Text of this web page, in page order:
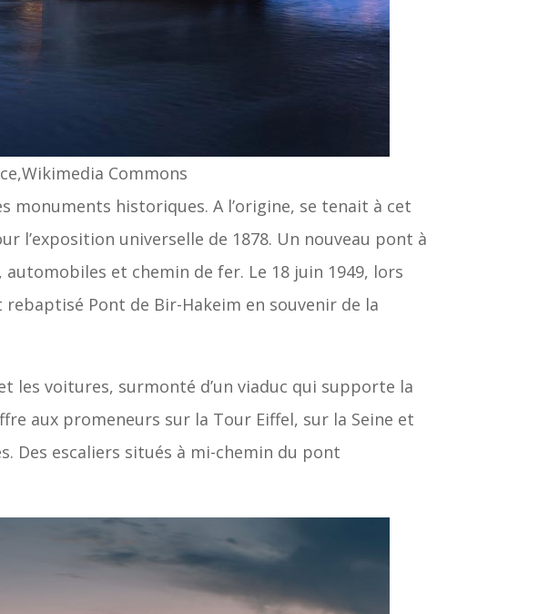
Commons
monuments historiques. A l’origine, se tenait à cet
l’exposition universelle de 1878. Un nouveau pont à
et chemin de fer. Le 18 juin 1949, lors
Pont de Bir-Hakeim en souvenir de la
les voitures, surmonté d’un viaduc qui supporte la
aux promeneurs sur la Tour Eiffel, sur la Seine et
Des escaliers situés à mi-chemin du pont